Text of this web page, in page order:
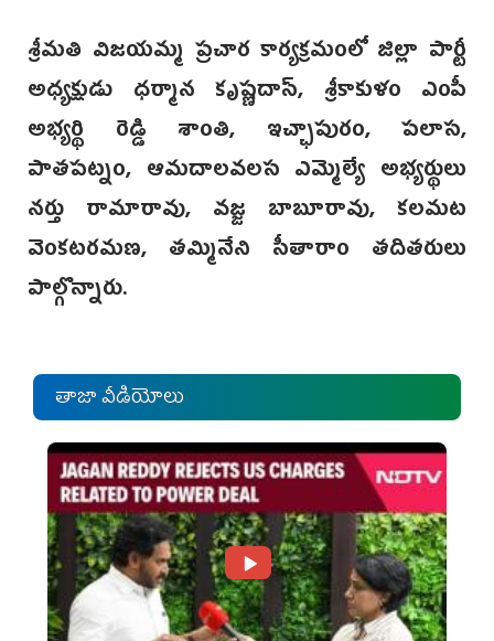
శ్రీమతి విజయమ్మ ప్రచార కార్యక్రమంలో జిల్లా పార్టీ
అధ్యక్షుడు ధర్మాన కృష్ణదాస్, శ్రీకాకుళం ఎంపీ
అభ్యర్థి రెడ్డి శాంతి, ఇచ్ఛాపురం, పలాస,
పాతపట్నం, ఆమదాలవలస ఎమ్మెల్యే అభ్యర్థులు
నర్తు రామారావు, వజ్జ బాబూరావు, కలమట
వెంకటరమణ, తమ్మినేని సీతారాం తదితరులు
పాల్గొన్నారు.
తాజా వీడియోలు